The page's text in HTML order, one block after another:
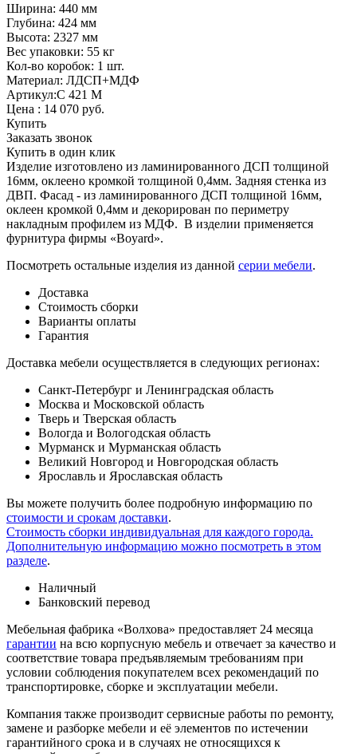
Ширина: 440 мм
Глубина: 424 мм
Высота: 2327 мм
Вес упаковки: 55 кг
Кол-во коробок: 1 шт.
Материал: ЛДСП+МДФ
Артикул:С 421 М
Цена : 14 070 руб.
Купить
Заказать звонок
Купить в один клик
Изделие изготовлено из ламинированного ДСП толщиной
16мм, оклеено кромкой толщиной 0,4мм. Задняя стенка из
ДВП. Фасад - из ламинированного ДСП толщиной 16мм,
оклеен кромкой 0,4мм и декорирован по периметру
накладным профилем из МДФ. В изделии применяется
фурнитура фирмы «Boyard».
Посмотреть остальные изделия из данной серии мебели.
Доставка
Стоимость сборки
Варианты оплаты
Гарантия
Доставка мебели осуществляется в следующих регионах:
Санкт-Петербург и Ленинградская область
Москва и Московской область
Тверь и Тверская область
Вологда и Вологодская область
Мурманск и Мурманская область
Великий Новгород и Новгородская область
Ярославль и Ярославская область
Вы можете получить более подробную информацию по
стоимости и срокам доставки.
Стоимость сборки индивидуальная для каждого города.
Дополнительную информацию можно посмотреть в этом
разделе.
Наличный
Банковский перевод
Мебельная фабрика «Волхова» предоставляет 24 месяца
гарантии на всю корпусную мебель и отвечает за качество и
соответствие товара предъяв­ляе­мым требованиям при
условии соблюдения покупателем всех рекомендаций по
транспорти­ровке, сборке и эксплуатации мебели.
Компания также производит сервисные работы по ремонту,
замене и разборке мебели и её элементов по истечении
гарантийного срока и в случаях не относящихся к